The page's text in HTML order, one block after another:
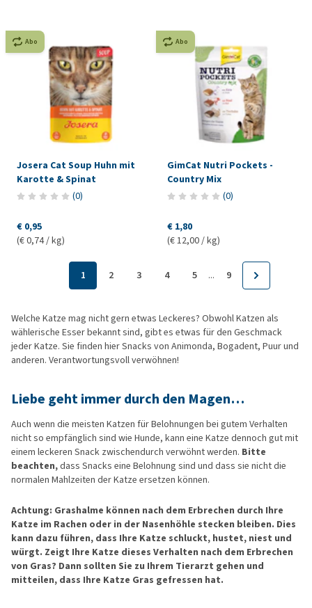
Abo
Josera Cat Soup Huhn mit
Karotte & Spinat
(0)
€ 0,95
(€ 0,74 / kg)
Abo
GimCat Nutri Pockets -
Country Mix
(0)
€ 1,80
(€ 12,00 / kg)
1 2 3 4 5 ... 9
Welche Katze mag nicht gern etwas Leckeres? Obwohl Katzen als
wählerische Esser bekannt sind, gibt es etwas für den Geschmack
jeder Katze. Sie finden hier Snacks von Animonda, Bogadent, Puur und
anderen. Verantwortungsvoll verwöhnen!
Liebe geht immer durch den Magen…
Auch wenn die meisten Katzen für Belohnungen bei gutem Verhalten
nicht so empfänglich sind wie Hunde, kann eine Katze dennoch gut mit
einem leckeren Snack zwischendurch verwöhnt werden. Bitte
beachten,dass Snacks eine Belohnung sind und dass sie nicht die
normalen Mahlzeiten der Katze ersetzen können.
Achtung: Grashalme können nach dem Erbrechen durch Ihre
Katze im Rachen oder in der Nasenhöhle stecken bleiben. Dies
kann dazu führen, dass Ihre Katze schluckt, hustet, niest und
würgt. Zeigt Ihre Katze dieses Verhalten nach dem Erbrechen
von Gras? Dann sollten Sie zu Ihrem Tierarzt gehen und
mitteilen, dass Ihre Katze Gras gefressen hat.